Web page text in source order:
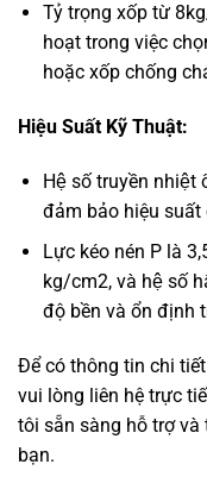
Tỷ trọng xốp từ
hoạt trong việc
hoặc xốp chống
Hiệu Suất Kỹ Thuật:
Hệ số truyền nhiệt
đảm bảo hiệu
Lực kéo nén P là
kg/cm2, và hệ số
độ bền và ổn định
Để có thông tin chi
vui lòng liên hệ trực
tôi sẵn sàng hỗ trợ
bạn.